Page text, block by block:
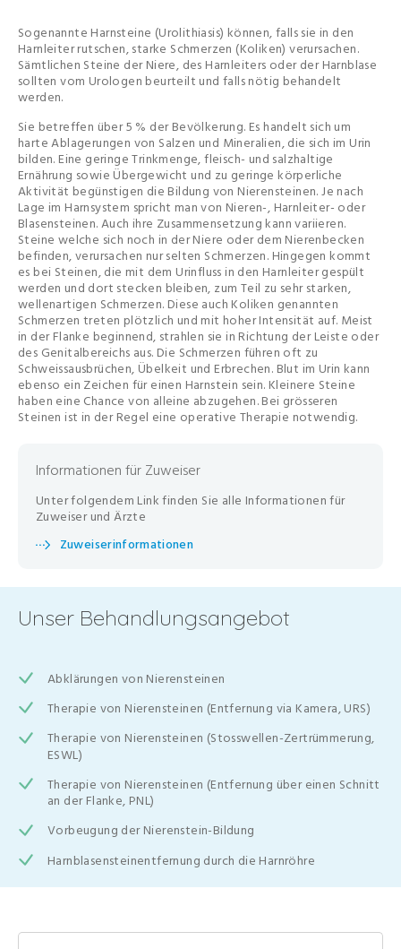
Sogenannte Harnsteine (Urolithiasis) können, falls sie in den
Harnleiter rutschen, starke Schmerzen (Koliken) verursachen.
Sämtlichen Steine der Niere, des Harnleiters oder der Harnblase
sollten vom Urologen beurteilt und falls nötig behandelt
werden.
Sie betreffen über 5 % der Bevölkerung. Es handelt sich um
harte Ablagerungen von Salzen und Mineralien, die sich im Urin
bilden. Eine geringe Trinkmenge, fleisch- und salzhaltige
Ernährung sowie Übergewicht und zu geringe körperliche
Aktivität begünstigen die Bildung von Nierensteinen. Je nach
Lage im Harnsystem spricht man von Nieren-, Harnleiter- oder
Blasensteinen. Auch ihre Zusammensetzung kann variieren.
Steine welche sich noch in der Niere oder dem Nierenbecken
befinden, verursachen nur selten Schmerzen. Hingegen kommt
es bei Steinen, die mit dem Urinfluss in den Harnleiter gespült
werden und dort stecken bleiben, zum Teil zu sehr starken,
wellenartigen Schmerzen. Diese auch Koliken genannten
Schmerzen treten plötzlich und mit hoher Intensität auf. Meist
in der Flanke beginnend, strahlen sie in Richtung der Leiste oder
des Genitalbereichs aus. Die Schmerzen führen oft zu
Schweissausbrüchen, Übelkeit und Erbrechen. Blut im Urin kann
ebenso ein Zeichen für einen Harnstein sein. Kleinere Steine
haben eine Chance von alleine abzugehen. Bei grösseren
Steinen ist in der Regel eine operative Therapie notwendig.
Informationen für Zuweiser
Unter folgendem Link finden Sie alle Informationen für
Zuweiser und Ärzte
Zuweiserinformationen
Unser Behandlungsangebot
Abklärungen von Nierensteinen
Therapie von Nierensteinen (Entfernung via Kamera, URS)
Therapie von Nierensteinen (Stosswellen-Zertrümmerung,
ESWL)
Therapie von Nierensteinen (Entfernung über einen Schnitt
an der Flanke, PNL)
Vorbeugung der Nierenstein-Bildung
Harnblasensteinentfernung durch die Harnröhre